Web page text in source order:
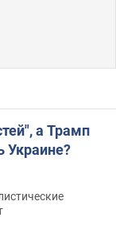
а Трамп
Украине?